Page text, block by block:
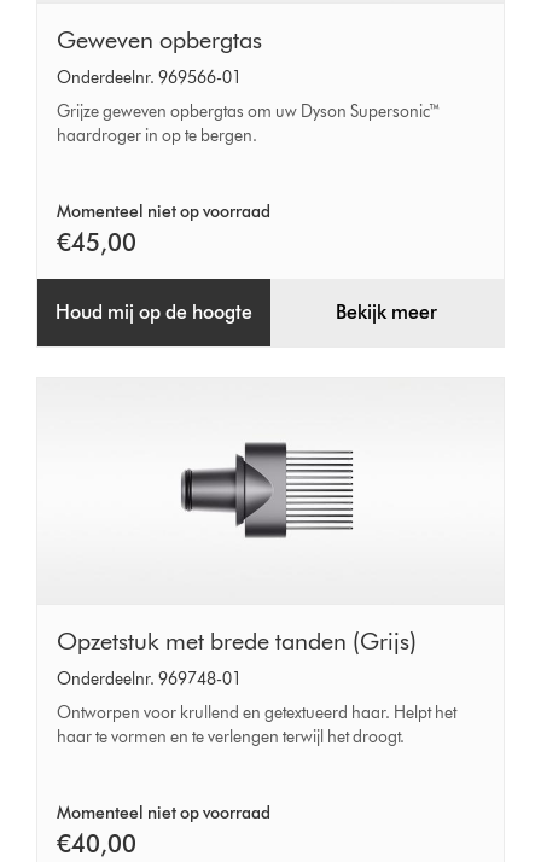
Geweven
opbergtas
Geweven opbergtas
Onderdeelnr. 969566-01
Grijze geweven opbergtas om uw Dyson Supersonic™
haardroger in op te bergen.
Momenteel niet op voorraad
€45,00
Houd mij op de hoogte Bekijk meer
Opzetstuk
met
brede
tanden
Opzetstuk met brede tanden (Grijs)
Onderdeelnr. 969748-01
Ontworpen voor krullend en getextueerd haar. Helpt het
haar te vormen en te verlengen terwijl het droogt.
Momenteel niet op voorraad
€40,00